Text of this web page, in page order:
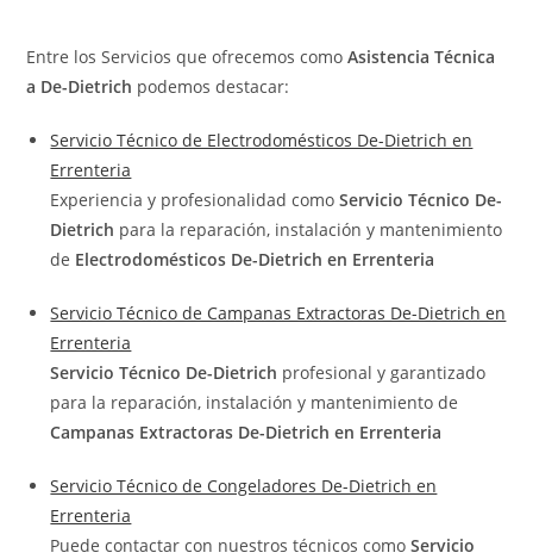
Entre los Servicios que ofrecemos comoAsistencia Técnica
a De-Dietrich podemos destacar:
Servicio Técnico de Electrodomésticos De-Dietrich en
Errenteria
Experiencia y profesionalidad comoServicio Técnico De-
Dietrich para la reparación, instalación y mantenimiento
de Electrodomésticos De-Dietrich en Errenteria
Servicio Técnico de Campanas Extractoras De-Dietrich en
Errenteria
Servicio Técnico De-Dietrich profesional y garantizado
para la reparación, instalación y mantenimiento de
Campanas Extractoras De-Dietrich en Errenteria
Servicio Técnico de Congeladores De-Dietrich en
Errenteria
Puede contactar con nuestros técnicos como Servicio